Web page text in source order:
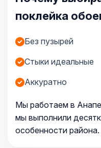
поклейка
Без пузырей
Стыки идеальные
Аккуратно
Мы работаем в
мы выполнили
особенности района.